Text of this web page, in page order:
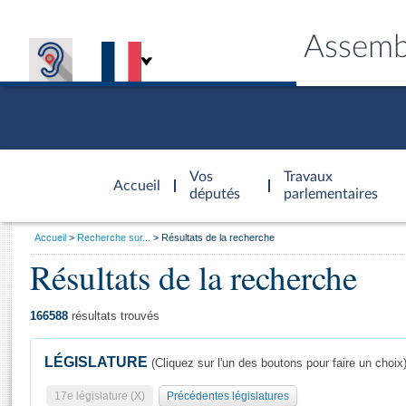
Accueil
d'accueil
Vos
députés
Travaux
parlementaires
Général
Vous
Accueil Recherche sur... Résultats de la recherche
Résultats de la recherche
166588 résultats trouvés
LÉGISLATURE (Cliquez sur l'un des boutons pour faire un choix)
17e législature (X) Précédentes législatures